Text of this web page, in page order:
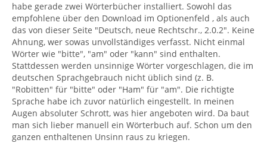
habe gerade zwei Wörterbücher installiert. Sowohl das
empfohlene über den Download im Optionenfeld , als auch
das von dieser Seite "Deutsch, neue Rechtschr., 2.0.2". Keine
Ahnung, wer sowas unvollständiges verfasst. Nicht einmal
Wörter wie "bitte", "am" oder "kann" sind enthalten.
Stattdessen werden unsinnige Wörter vorgeschlagen, die im
deutschen Sprachgebrauch nicht üblich sind (z. B.
"Robitten" für "bitte" oder "Ham" für "am". Die richtigte
Sprache habe ich zuvor natürlich eingestellt. In meinen
Augen absoluter Schrott, was hier angeboten wird. Da baut
man sich lieber manuell ein Wörterbuch auf. Schon um den
ganzen enthaltenen Unsinn raus zu kriegen.